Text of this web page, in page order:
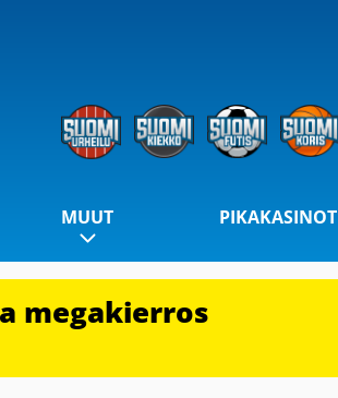
MUUT PIKAKASINOT
megakierros